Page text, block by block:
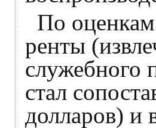
По оценкам
ренты
служебного
стал
долларов) и